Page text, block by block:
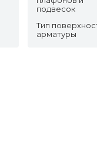
подвесок
Тип
арматуры